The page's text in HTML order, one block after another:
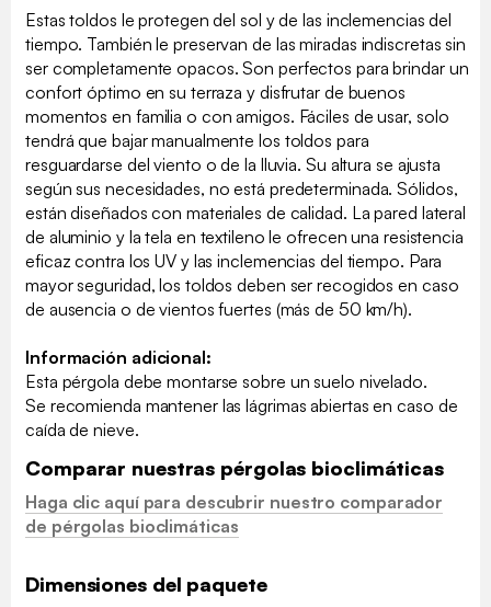
Estas toldos le protegen del sol y de las inclemencias del
tiempo. También le preservan de las miradas indiscretas sin
ser completamente opacos. Son perfectos para brindar un
confort óptimo en su terraza y disfrutar de buenos
momentos en familia o con amigos. Fáciles de usar, solo
tendrá que bajar manualmente los toldos para
resguardarse del viento o de la lluvia. Su altura se ajusta
según sus necesidades, no está predeterminada. Sólidos,
están diseñados con materiales de calidad. La pared lateral
de aluminio y la tela en textileno le ofrecen una resistencia
eficaz contra los UV y las inclemencias del tiempo. Para
mayor seguridad, los toldos deben ser recogidos en caso
de ausencia o de vientos fuertes (más de 50 km/h).
Información adicional:
Esta pérgola debe montarse sobre un suelo nivelado.
Se recomienda mantener las lágrimas abiertas en caso de
caída de nieve.
Comparar nuestras pérgolas bioclimáticas
Haga clic aquí para descubrir nuestro comparador
de pérgolas bioclimáticas
Dimensiones del paquete